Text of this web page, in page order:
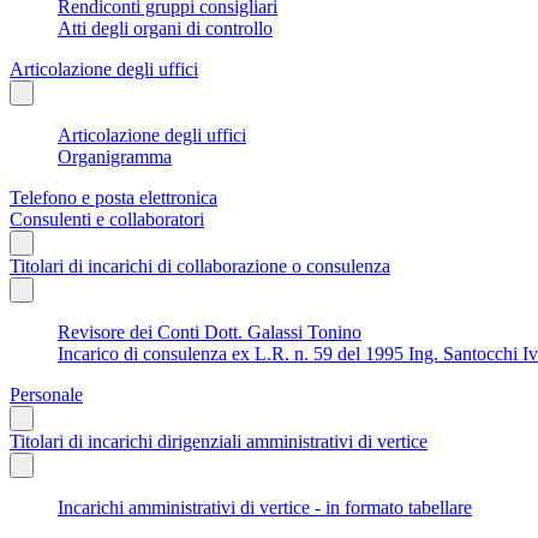
Rendiconti gruppi consigliari
Atti degli organi di controllo
Articolazione degli uffici
Articolazione degli uffici
Organigramma
Telefono e posta elettronica
Consulenti e collaboratori
Titolari di incarichi di collaborazione o consulenza
Revisore dei Conti Dott. Galassi Tonino
Incarico di consulenza ex L.R. n. 59 del 1995 Ing. Santocchi
Personale
Titolari di incarichi dirigenziali amministrativi di vertice
Incarichi amministrativi di vertice - in formato tabellare